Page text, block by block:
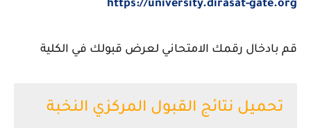
https://university.dirasat-gate.org
قم بادخال رقمك الامتحاني لعرض قبولك في الكلية
تحميل نتائج القبول المركزي النخبة